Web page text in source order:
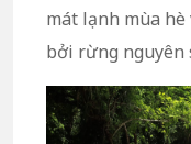
mát lạnh mùa hè
bởi rừng nguyên